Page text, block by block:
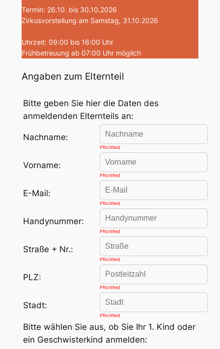
Termin: 26.10. bis 30.10.2026
Zirkusvorstellung am Samstag, 31.10.2026
Uhrzeit: 09:00 bis 16:00 Uhr
Frühbetreuung ab 07:00 Uhr möglich
Angaben zum Elternteil
Bitte geben Sie hier die Daten des
anmeldenden Elternteils an:
Nachname:
Pflichtfeld
Vorname:
Pflichtfeld
E-Mail:
Pflichtfeld
Handynummer:
Pflichtfeld
Straße + Nr.:
Pflichtfeld
PLZ:
Pflichtfeld
Stadt:
Pflichtfeld
Bitte wählen Sie aus, ob Sie Ihr 1. Kind oder
ein Geschwisterkind anmelden: